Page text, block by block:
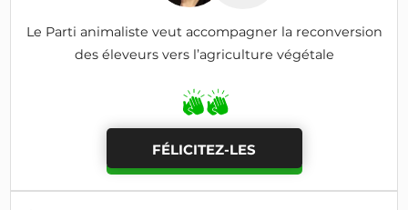
Le Parti animaliste veut accompagner la reconversion
des éleveurs vers l’agriculture végétale
FÉLICITEZ-LES